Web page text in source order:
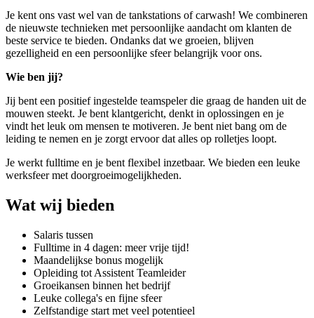
Je kent ons vast wel van de tankstations of carwash! We combineren
de nieuwste technieken met persoonlijke aandacht om klanten de
beste service te bieden. Ondanks dat we groeien, blijven
gezelligheid en een persoonlijke sfeer belangrijk voor ons.
Wie ben jij?
Jij bent een positief ingestelde teamspeler die graag de handen uit de
mouwen steekt. Je bent klantgericht, denkt in oplossingen en je
vindt het leuk om mensen te motiveren. Je bent niet bang om de
leiding te nemen en je zorgt ervoor dat alles op rolletjes loopt.
Je werkt fulltime en je bent flexibel inzetbaar. We bieden een leuke
werksfeer met doorgroeimogelijkheden.
Wat wij bieden
Salaris tussen
Fulltime in 4 dagen: meer vrije tijd!
Maandelijkse bonus mogelijk
Opleiding tot Assistent Teamleider
Groeikansen binnen het bedrijf
Leuke collega's en fijne sfeer
Zelfstandige start met veel potentieel